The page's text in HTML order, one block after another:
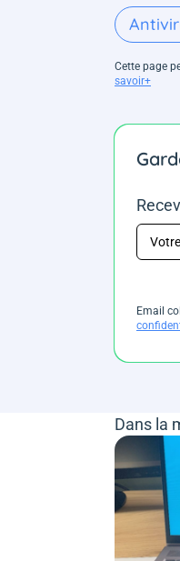
Cette page
savoir+
Email
Dans la